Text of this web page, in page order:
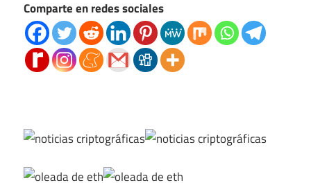
Comparte en redes sociales